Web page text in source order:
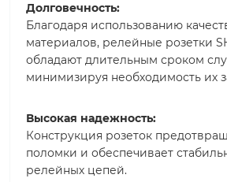
Долговечность:
Благодаря использованию
материалов, релейные розетки
обладают длительным сроком
минимизируя необходимость их
Высокая надежность:
Конструкция розеток
поломки и обеспечивает
релейных цепей.